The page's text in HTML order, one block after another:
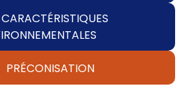
PRÉCONISATION